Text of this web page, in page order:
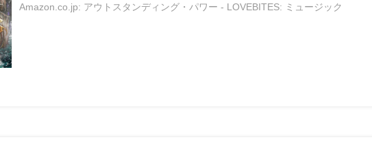
Amazon.co.jp: アウトスタンディング・パワー - LOVEBITES: ミュージック